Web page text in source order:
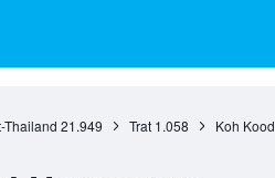
Thailand 21.949 Trat 1.058 Koh Kood